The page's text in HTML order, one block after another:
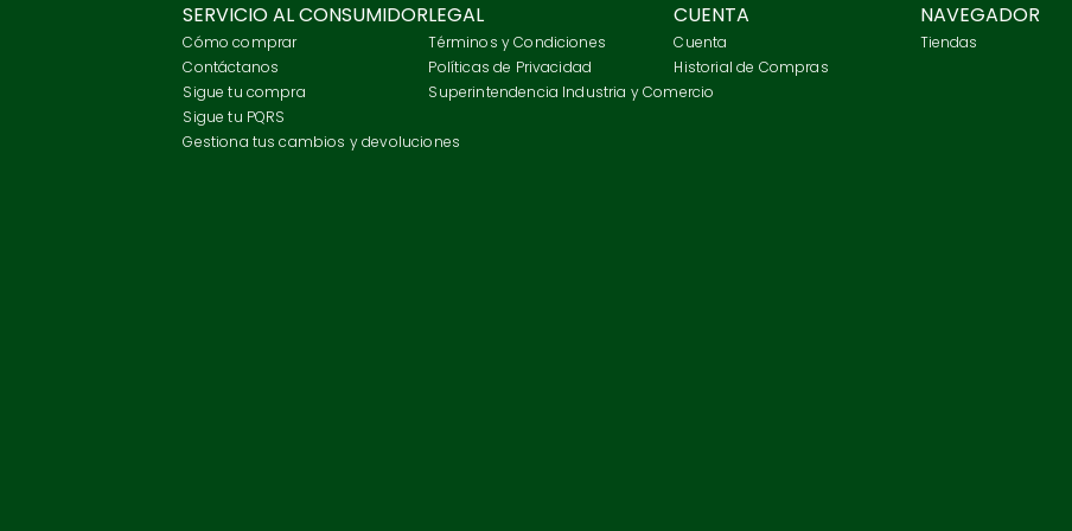
SERVICIO AL CONSUMIDOR
Cómo comprar
Contáctanos
Sigue tu compra
Sigue tu PQRS
Gestiona tus cambios y devoluciones
LEGAL
Términos y Condiciones
Políticas de Privacidad
Superintendencia Industria y Comercio
CUENTA
Cuenta
Historial de Compras
NAVEGADOR
Tiendas